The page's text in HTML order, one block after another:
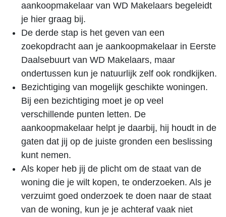
aankoopmakelaar van WD Makelaars begeleidt
je hier graag bij.
De derde stap is het geven van een
zoekopdracht aan je aankoopmakelaar in Eerste
Daalsebuurt van WD Makelaars, maar
ondertussen kun je natuurlijk zelf ook rondkijken.
Bezichtiging van mogelijk geschikte woningen.
Bij een bezichtiging moet je op veel
verschillende punten letten. De
aankoopmakelaar helpt je daarbij, hij houdt in de
gaten dat jij op de juiste gronden een beslissing
kunt nemen.
Als koper heb jij de plicht om de staat van de
woning die je wilt kopen, te onderzoeken. Als je
verzuimt goed onderzoek te doen naar de staat
van de woning, kun je je achteraf vaak niet